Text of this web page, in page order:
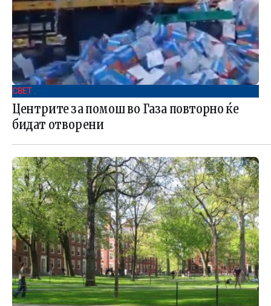
СВЕТ .
Центрите за помош во Газа повторно ќе
бидат отворени